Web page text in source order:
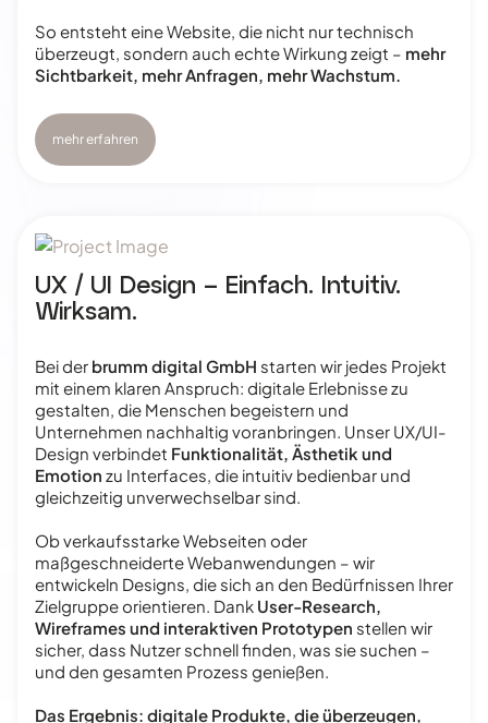
So entsteht eine Website, die nicht nur technisch
überzeugt, sondern auch echte Wirkung zeigt – mehr
Sichtbarkeit, mehr Anfragen, mehr Wachstum.
mehr erfahren
UX / UI Design – Einfach. Intuitiv.
Wirksam.
Bei der brumm digital GmbH starten wir jedes Projekt
mit einem klaren Anspruch: digitale Erlebnisse zu
gestalten, die Menschen begeistern und
Unternehmen nachhaltig voranbringen. Unser UX/UI-
Design verbindet Funktionalität, Ästhetik und
Emotion zu Interfaces, die intuitiv bedienbar und
gleichzeitig unverwechselbar sind.
Ob verkaufsstarke Webseiten oder
maßgeschneiderte Webanwendungen – wir
entwickeln Designs, die sich an den Bedürfnissen Ihrer
Zielgruppe orientieren. Dank User-Research,
Wireframes und interaktiven Prototypen stellen wir
sicher, dass Nutzer schnell finden, was sie suchen –
und den gesamten Prozess genießen.
Das Ergebnis: digitale Produkte, die überzeugen,